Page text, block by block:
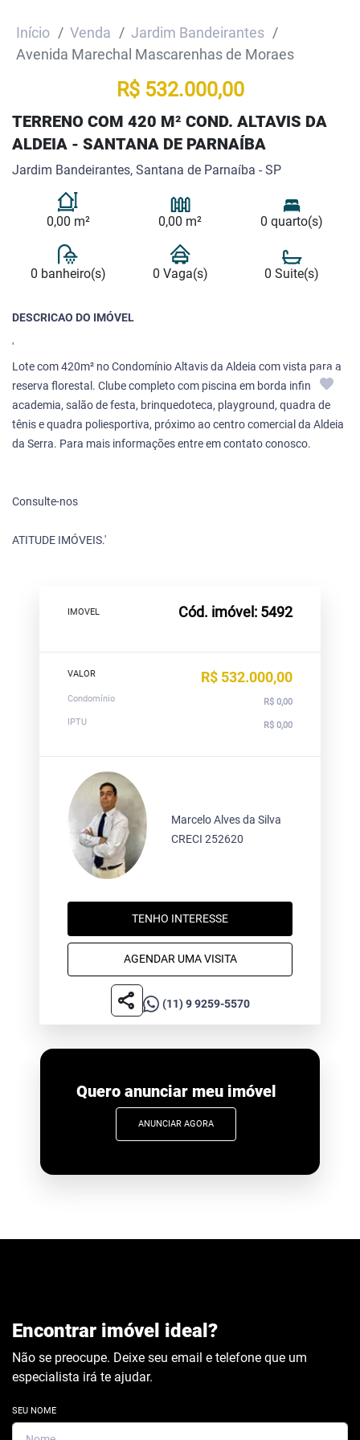
Início Venda
Jardim Bandeirantes
Avenida Marechal Mascarenhas de Moraes
R$ 532.000,00
TERRENO COM 420 M² COND. ALTAVIS DA
ALDEIA - SANTANA DE PARNAÍBA
Jardim Bandeirantes, Santana de Parnaíba - SP
0,00 m² 0,00 m² 0 quarto(s)
0 banheiro(s) 0 Vaga(s) 0 Suite(s)
DESCRICAO DO IMÓVEL
'
Lote com 420m² no Condomínio Altavis da Aldeia com vista para a
reserva florestal. Clube completo com piscina em borda infinita,
academia, salão de festa, brinquedoteca, playground, quadra de
tênis e quadra poliesportiva, próximo ao centro comercial da Aldeia
da Serra. Para mais informações entre em contato conosco.
Consulte-nos
ATITUDE IMÓVEIS.'
IMOVEL Cód. imóvel: 5492
VALOR R$ 532.000,00
Condomínio
R$ 0,00
IPTU
R$ 0,00
Marcelo Alves da Silva
CRECI 252620
TENHO INTERESSE
AGENDAR UMA VISITA
share (11) 9 9259-5570
Quero anunciar meu imóvel
ANUNCIAR AGORA
Encontrar imóvel ideal?
Não se preocupe. Deixe seu email e telefone que um
especialista irá te ajudar.
SEU NOME